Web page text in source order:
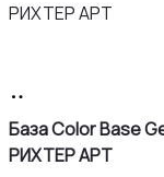
корзину
База Color Base
РИХТЕР АРТ